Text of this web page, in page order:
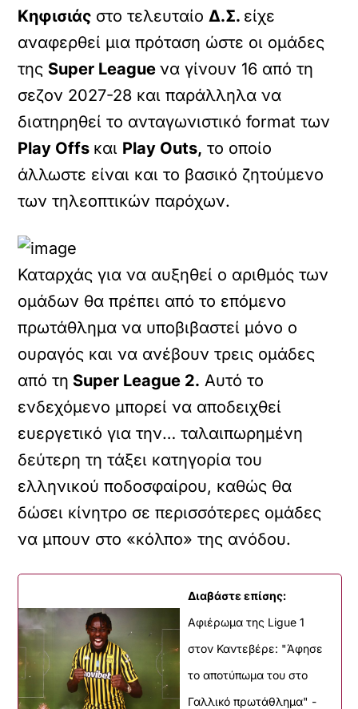
Κηφισιάς στο τελευταίοΔ.Σ. είχε
αναφερθεί μια πρόταση ώστε οι ομάδες
της Super Leagueνα γίνουν 16 από τη
σεζον 2027-28 και παράλληλα να
διατηρηθεί το ανταγωνιστικό format των
Play Offs και Play Outs, το οποίο
άλλωστε είναι και το βασικό ζητούμενο
των τηλεοπτικών παρόχων.
Καταρχάς για να αυξηθεί ο αριθμός των
ομάδων θα πρέπει από το επόμενο
πρωτάθλημα να υποβιβαστεί μόνο ο
ουραγός και να ανέβουν τρεις ομάδες
από τη Super League 2. Αυτό το
ενδεχόμενο μπορεί να αποδειχθεί
ευεργετικό για την… ταλαιπωρημένη
δεύτερη τη τάξει κατηγορία του
ελληνικού ποδοσφαίρου, καθώς θα
δώσει κίνητρο σε περισσότερες ομάδες
να μπουν στο «κόλπο» της ανόδου.
Διαβάστε επίσης:
Αφιέρωμα της Ligue 1
στον Καντεβέρε: "Άφησε
το αποτύπωμα του στο
Γαλλικό πρωτάθλημα" -